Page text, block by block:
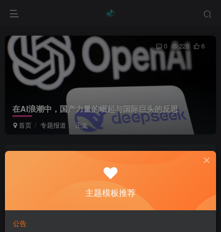
在AI浪潮中，国产力量的崛起与国际巨头的反思
首页 专题报道 正文
0 226 6
私信
Nobody looks down on you because everybody is too
busy to look at you.
主题模板推荐
公告